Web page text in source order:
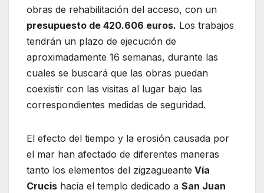
obras de rehabilitación del acceso, con un
presupuesto de 420.606 euros. Los trabajos
tendrán un plazo de ejecución de
aproximadamente 16 semanas, durante las
cuales se buscará que las obras puedan
coexistir con las visitas al lugar bajo las
correspondientes medidas de seguridad.
El efecto del tiempo y la erosión causada por
el mar han afectado de diferentes maneras
tanto los elementos del zigzagueante Vía
Crucis hacia el templo dedicado a San Juan